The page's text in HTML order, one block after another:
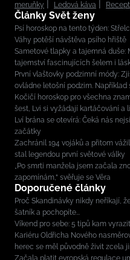
meruňky
Ledová káva
Články Svět ženy
Psí horoskop na tento týden:
Váhy potěší návštěva psího hřiště
Sametové tlapky a tajemná duše:
tajemství fascinujících šelem i
První vlaštovky podzimní módy:
ovládne letošní podzim. Například
Kočičí horoskop pro všechna
šest, Lvi si vyžádají kartáčování a
Lví brána se otevírá: Čeká nás
začátky
Zachránil 194 vojáků a přitom
stal legendou první světové války
„Po smrti manžela jsem začala
zapomínám,“ svěřuje se Věra
Doporučené články
Proč Skandinávky nikdy neříkají,
šatník a pochopíte...
Víkend pro sebe: 5 tipů kam
Kariéru Oldřicha Nového
herec se měl původně živit zcela
Začala platit evropská regulace